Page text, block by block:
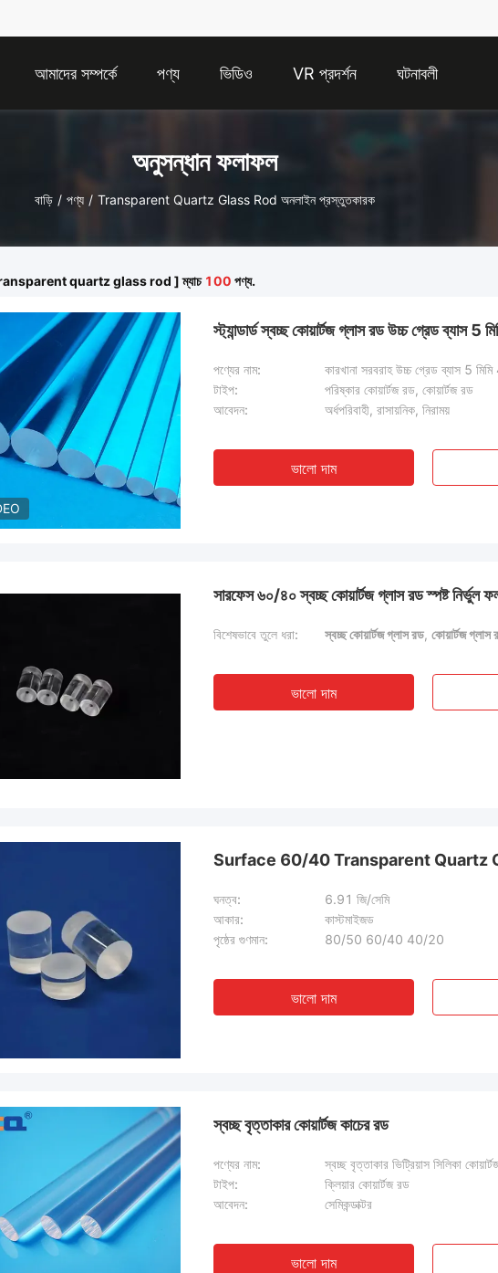
আমাদের সম্পর্কে পণ্য ভিডিও VR প্রদর্শন ঘটনাবলী
অনুসন্ধান ফলাফল
বাড়ি / পণ্য / Transparent Quartz Glass Rod অনলাইন প্রস্তুতকারক
transparent quartz glass rod ] ম্যাচ 100 পণ্য.
স্ট্যান্ডার্ড স্বচ্ছ কোয়ার্টজ গ্লাস রড উচ্চ গ্রেড ব্যাস 5
পণ্যের নাম:
কারখানা সরবরাহ উচ্চ গ্রেড ব্যাস 5
টাইপ:
পরিষ্কার কোয়ার্টজ রড, কোয়ার্টজ রড
আবেদন:
অর্ধপরিবাহী, রাসায়নিক, নিরাময়
ভালো দাম
সারফেস ৬০/৪০ স্বচ্ছ কোয়ার্টজ গ্লাস রড স্পষ্ট নির্ভুল
বিশেষভাবে তুলে ধরা: স্বচ্ছ কোয়ার্টজ গ্লাস রড, কোয়ার্টজ গ্লাস
ভালো দাম
Surface 60/40 Transparent Quartz
ঘনত্ব:
6.91 জি/সেমি
আকার:
কাস্টমাইজড
পৃষ্ঠের গুণমান:
80/50 60/40 40/20
ভালো দাম
স্বচ্ছ বৃত্তাকার কোয়ার্টজ কাচের রড
পণ্যের নাম:
স্বচ্ছ বৃত্তাকার ভিট্রিয়াস সিলিকা
টাইপ:
ক্লিয়ার কোয়ার্টজ রড
আবেদন:
সেমিকন্ডাক্টর
ভালো দাম